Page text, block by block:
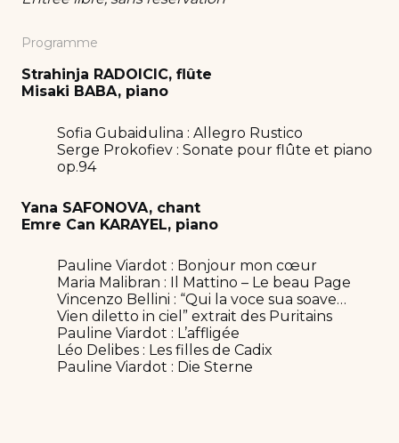
Programme
Strahinja RADOICIC, flûte
Misaki BABA, piano
Sofia Gubaidulina : Allegro Rustico
Serge Prokofiev : Sonate pour flûte et piano
op.94
Yana SAFONOVA, chant
Emre Can KARAYEL, piano
Pauline Viardot : Bonjour mon cœur
Maria Malibran : Il Mattino – Le beau Page
Vincenzo Bellini : “Qui la voce sua soave…
Vien diletto in ciel” extrait des Puritains
Pauline Viardot : L’affligée
Léo Delibes : Les filles de Cadix
Pauline Viardot : Die Sterne